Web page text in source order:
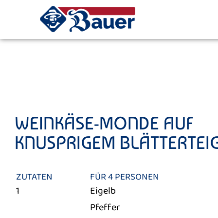
WEINKÄSE-MONDE AUF
KNUSPRIGEM
ZUTATEN FÜR 4 PERSONEN
1
Eigelb
Pfeffer